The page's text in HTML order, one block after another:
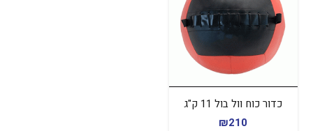
כדור כוח וול בול 11 ק"ג
₪210